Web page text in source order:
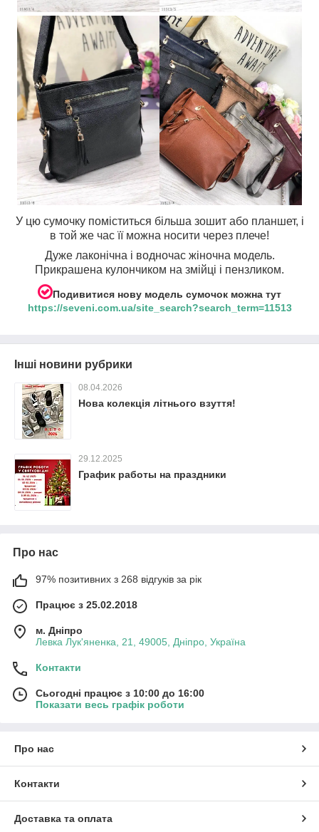
У цю сумочку поміститься більша зошит або планшет, і
в той же час її можна носити через плече!
Дуже лаконічна і водночас жіночна модель.
Прикрашена кулончиком на змійці і пензликом.
Подивитися нову модель сумочок можна тут
https://seveni.com.ua/site_search?search_term=11513
Інші новини рубрики
08.04.2026
Нова колекція літнього взуття!
29.12.2025
График работы на праздники
Про нас
97% позитивних з 268 відгуків за рік
Працює з 25.02.2018
м. Дніпро
Левка Лук'яненка, 21, 49005, Дніпро, Україна
Контакти
Сьогодні працює з 10:00 до 16:00
Показати весь графік роботи
Про нас
Контакти
Доставка та оплата